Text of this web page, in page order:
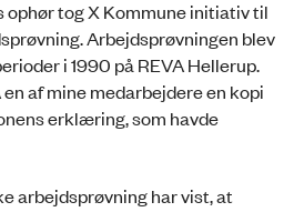
tog X Kommune initiativ til
Arbejdsprøvningen blev
i 1990 på REVA Hellerup.
en af mine medarbejdere en kopi
erklæring, som havde
arbejdsprøvning har vist, at